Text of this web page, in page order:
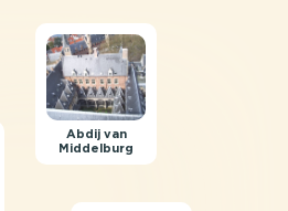
Abdij van
Middelburg